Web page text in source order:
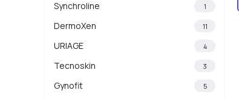
Synchroline 1
DermoXen 11
URIAGE 4
Tecnoskin 3
Gynofit 5